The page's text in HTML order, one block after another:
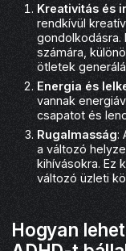
Kreativitás és
rendkívül
gondolkodásra.
számára,
ötletek
Energia és
vannak
csapatot és
Rugalmasság:
a változó
kihívásokra. Ez
változó üzleti
Hogyan